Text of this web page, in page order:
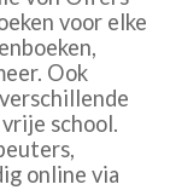
voor elke
Ook
school.
online via